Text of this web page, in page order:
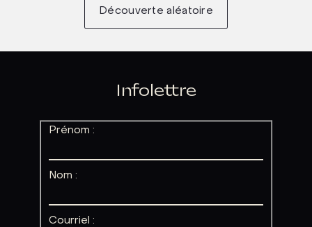
Découverte aléatoire
Infolettre
Prénom :
Nom :
Courriel :